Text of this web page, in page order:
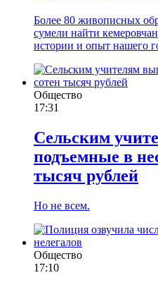
Более 80 живописных
сумели найти
истории и опыт нашего
Общество
17:31
Сельским
подъемные в
тысяч рублей
Но не всем.
Общество
17:10